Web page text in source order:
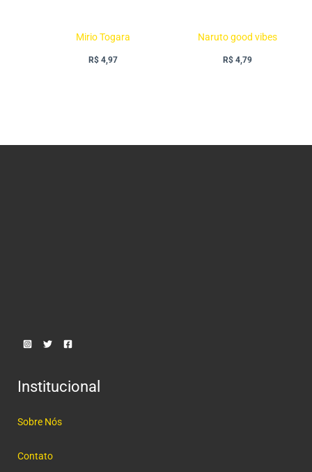
Mirio Togara
R$4,97
Naruto good vibes
R$ 4,79
Institucional
Sobre Nós
Contato